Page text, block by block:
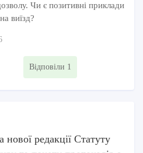
Чи є позитивні приклади
виїзд?
Відповіли 1
редакції Статуту